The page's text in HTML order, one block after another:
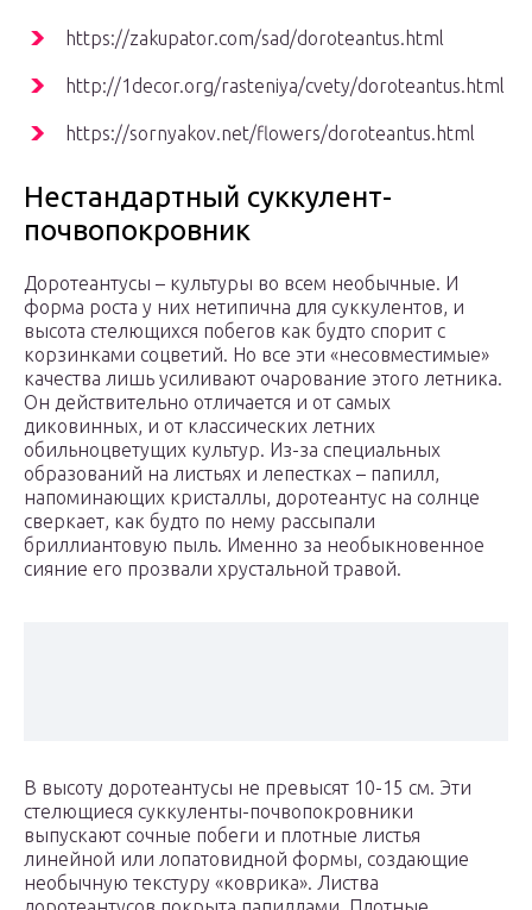
https://zakupator.com/sad/doroteantus.html
http://1decor.org/rasteniya/cvety/doroteantus.html
https://sornyakov.net/flowers/doroteantus.html
Нестандартный суккулент-
почвопокровник
Доротеантусы – культуры во всем необычные. И
форма роста у них нетипична для суккулентов, и
высота стелющихся побегов как будто спорит с
корзинками соцветий. Но все эти «несовместимые»
качества лишь усиливают очарование этого летника.
Он действительно отличается и от самых
диковинных, и от классических летних
обильноцветущих культур. Из-за специальных
образований на листьях и лепестках – папилл,
напоминающих кристаллы, доротеантус на солнце
сверкает, как будто по нему рассыпали
бриллиантовую пыль. Именно за необыкновенное
сияние его прозвали хрустальной травой.
В высоту доротеантусы не превысят 10-15 см. Эти
стелющиеся суккуленты-почвопокровники
выпускают сочные побеги и плотные листья
линейной или лопатовидной формы, создающие
необычную текстуру «коврика». Листва